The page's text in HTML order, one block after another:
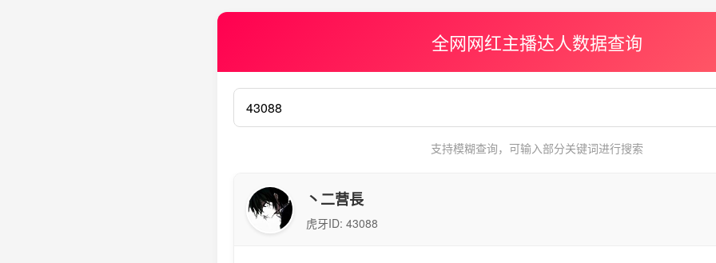
全网网红主播达人数据查询
支持模糊查询，可输入部分关键词进行搜索
丶二营長
虎牙ID: 43088